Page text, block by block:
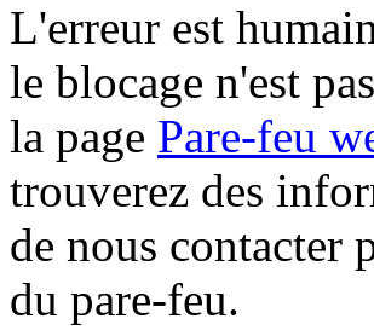
L'erreur est
le blocage n'est
la page Pare-feu
trouverez des
de nous contacter
du pare-feu.